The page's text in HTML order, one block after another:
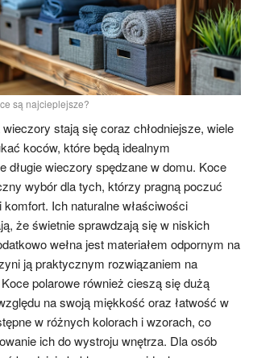
są najcieplejsze?
stają się coraz chłodniejsze, wiele
koców, które będą idealnym
długie wieczory spędzane w domu. Koce
wybór dla tych, którzy pragną poczuć
komfort. Ich naturalne właściwości
że świetnie sprawdzają się w niskich
wełna jest materiałem odpornym na
ją praktycznym rozwiązaniem na
polarowe również cieszą się dużą
na swoją miękkość oraz łatwość w
w różnych kolorach i wzorach, co
ich do wystroju wnętrza. Dla osób